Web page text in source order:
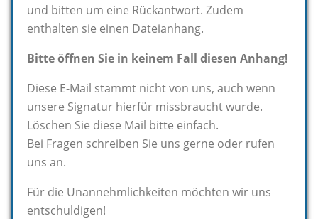
und bitten um eine Rückantwort. Zudem
enthalten sie einen Dateianhang.
Bitte öffnen Sie in keinem Fall diesen Anhang!
Diese E-Mail stammt nicht von uns, auch wenn
unsere Signatur hierfür missbraucht wurde.
Löschen Sie diese Mail bitte einfach.
Bei Fragen schreiben Sie uns gerne oder rufen
uns an.
Für die Unannehmlichkeiten möchten wir uns
entschuldigen!